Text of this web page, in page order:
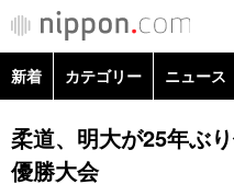
新着 カテゴリー ニュース
政治・外交
経済・ビジネス
柔道、明大が25年ぶ
優勝大会